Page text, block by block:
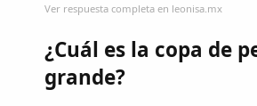
Ver respuesta completa en leonisa.mx
¿Cuál es la copa de
grande?